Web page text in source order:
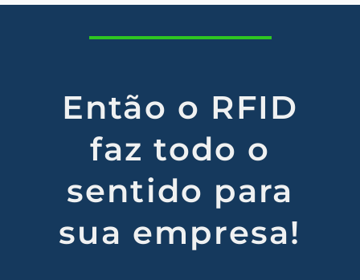
Então o RFID
faz todo o
sentido para
sua empresa!